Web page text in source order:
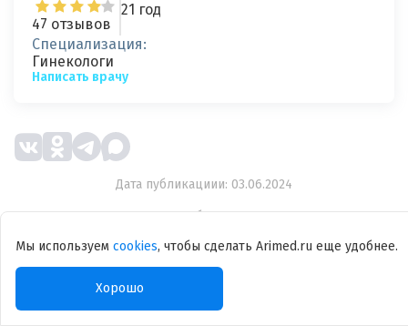
47 отзывов
21 год
Специализация:
Гинекологи
Написать врачу
Дата публикациии: 03.06.2024
Дата последнего обновления: 20.12.2025
Оцените качество статьи:
Мы используем cookies, чтобы сделать Arimed.ru еще удобнее.
Хорошо